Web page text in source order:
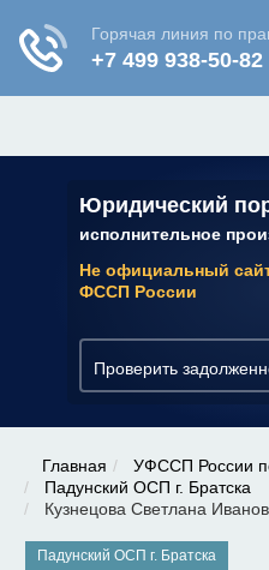
Юридический
исполнительное
Не официальный
ФССП России
Проверить
✆ 7 (800) 350-22-64
Главная
УФССП России
Падунский ОСП г. Братска
Кузнецова Светлана
Падунский ОСП г. Братска